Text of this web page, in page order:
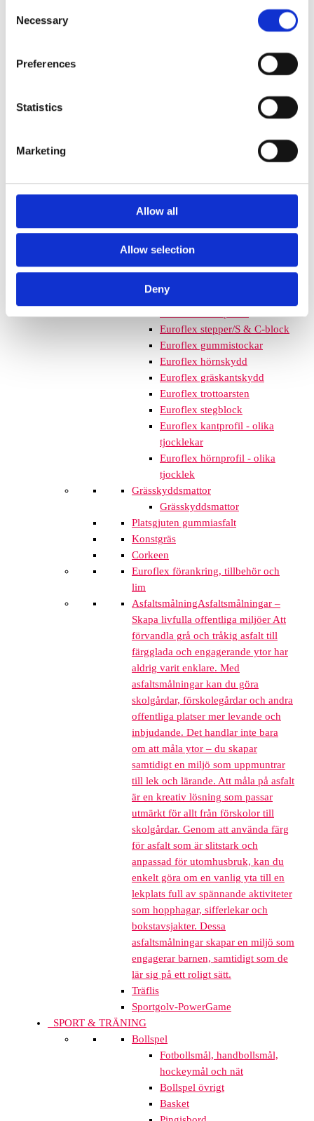
Selection
Necessary
Preferences
Statistics
Marketing
Allow all
Allow selection
Deny
mm – för fallhöjd 1,7 meter
Euroflex fallskyddsmatta 70
Euroflex fallskyddsmatta 80
mm - för fallhöjd 2,4 meter
mm soft - för fallhöjd 3,0
mm – fallhöjd upp till 1,5 m
mm – fallhöjd upp till 2,1 m
mm – fallhöjd upp till 2,5 m
Euroflex - övriga produkter
Euroflex - kantskydd
Euroflex hel & halvkulor /
Euroflex kub / kub EPDM
Euroflex stepper/S & C-block
Euroflex gummistockar
Euroflex hörnskydd
Euroflex gräskantskydd
Euroflex trottoarsten
Euroflex stegblock
Euroflex kantprofil - olika
tjocklekar
Euroflex hörnprofil - olika
tjocklek
Grässkyddsmattor
Grässkyddsmattor
Platsgjuten gummiasfalt
Konstgräs
Corkeen
Euroflex förankring, tillbehör och
lim
AsfaltsmålningAsfaltsmålningar –
Skapa livfulla offentliga miljöer Att
förvandla grå och tråkig asfalt till
färgglada och engagerande ytor har
aldrig varit enklare. Med
asfaltsmålningar kan du göra
skolgårdar, förskolegårdar och andra
offentliga platser mer levande och
inbjudande. Det handlar inte bara
om att måla ytor – du skapar
samtidigt en miljö som uppmuntrar
till lek och lärande. Att måla på asfalt
är en kreativ lösning som passar
utmärkt för allt från förskolor till
skolgårdar. Genom att använda färg
för asfalt som är slitstark och
anpassad för utomhusbruk, kan du
enkelt göra om en vanlig yta till en
lekplats full av spännande aktiviteter
som hopphagar, sifferlekar och
bokstavsjakter. Dessa
asfaltsmålningar skapar en miljö som
engagerar barnen, samtidigt som de
lär sig på ett roligt sätt.
Träflis
Sportgolv-PowerGame
SPORT & TRÄNING
Bollspel
Fotbollsmål, handbollsmål,
hockeymål och nät
Bollspel övrigt
Basket